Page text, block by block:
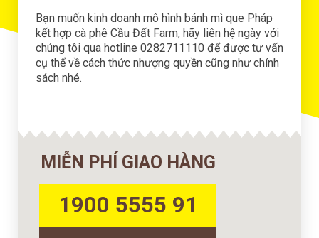
Bạn muốn kinh doanh mô hình bánh mì que Pháp
kết hợp cà phê Cầu Đất Farm, hãy liên hệ ngày với
chúng tôi qua hotline 0282711110 để được tư vấn
cụ thể về cách thức nhượng quyền cũng như chính
sách nhé.
MIỄN PHÍ GIAO HÀNG
1900 5555 91